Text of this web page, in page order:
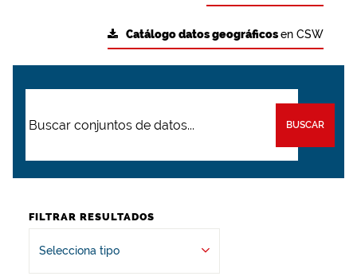
Catálogo datos geográficosen CSW
BUSCAR
FILTRAR RESULTADOS
Selecciona tipo